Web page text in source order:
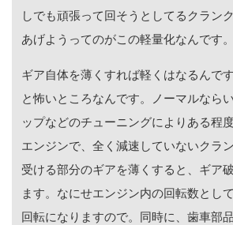
しでも頑張って回そうとしてるクラン
あげようってのがこの軽量化なんです。
ギア自体を薄くすれば軽くはなるんで
と怖いところなんです。ノーマルなら
ップなどのチューニングによりある程
エンジンで、全く減速していないクラ
受ける部分のギアを薄くすると、ギア
ます。なにせエンジン内の回転数とし
回転になりますので。同時に、歯車部